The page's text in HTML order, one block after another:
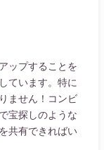
ップすることを
ています。特に
ません！コンビ
宝探しのような
共有できればい